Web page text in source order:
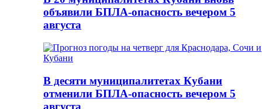
объявили БПЛА-опасность вечером 5
августа
В десяти муниципалитетах Кубани
отменили БПЛА-опасность вечером 5
августа